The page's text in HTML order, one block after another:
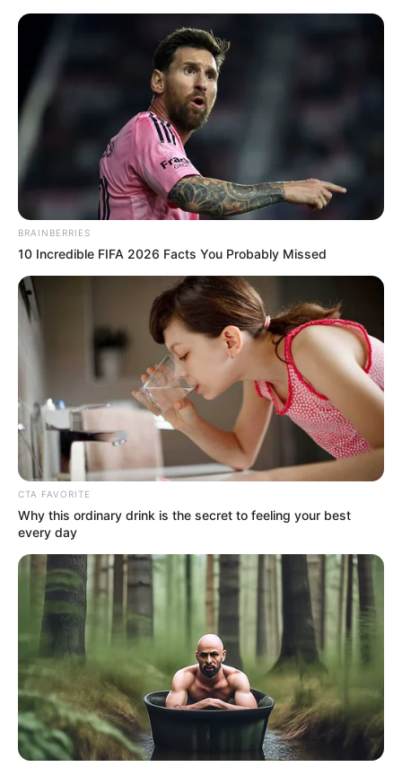
HOME
Incentivo Adicional > Notícia > Prefeitura
ACS e ACE
denunciam perseguição após protestos pelo pagamento do IFA, em
Mossoró.
ACS e ACE denunciam
perseguição após protestos pelo
pagamento do IFA, em Mossoró.
11:00 Incentivo Adicional
BRAINBERRIES
10 Incredible FIFA 2026 Facts You Probably Missed
CTA FAVORITE
Why this ordinary drink is the secret to feeling your best
every day